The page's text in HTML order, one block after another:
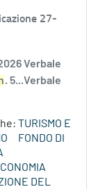
27-
Verbale
. 5...Verbale
TURISMO E
FONDO DI
DEL